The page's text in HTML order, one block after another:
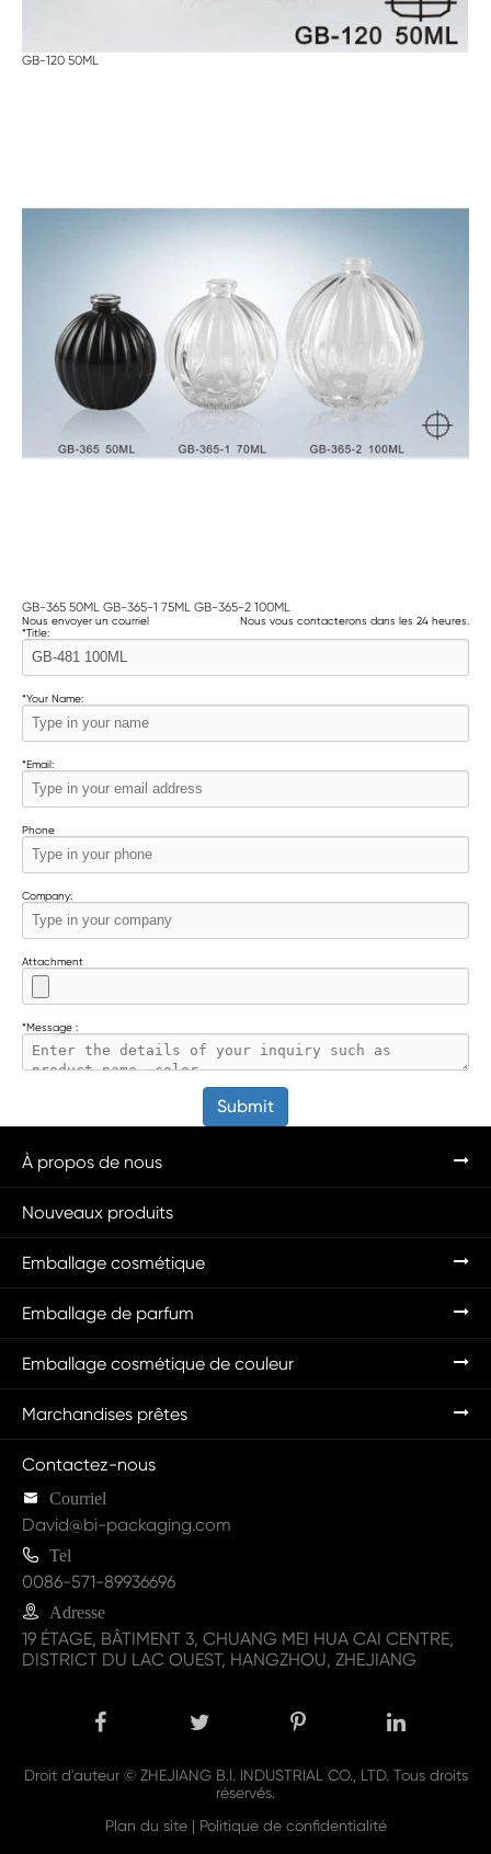
GB-120 50ML
GB-365 50ML GB-365-1 75ML GB-365-2 100ML
Nous envoyer un courriel
Nous vous contacterons dans les 24 heures.
*Title:
*Your Name:
*Email:
Phone
Company:
Attachment
*Message :
Submit
À propos de nous
Nouveaux produits
Emballage cosmétique
Emballage de parfum
Emballage cosmétique de couleur
Marchandises prêtes
Contactez-nous
 Courriel
David@bi-packaging.com
 Tel
0086-571-89936696
 Adresse
19 ÉTAGE, BÂTIMENT 3, CHUANG MEI HUA CAI CENTRE,
DISTRICT DU LAC OUEST, HANGZHOU, ZHEJIANG
Droit d'auteur © ZHEJIANG B.I. INDUSTRIAL CO., LTD. Tous droits
réservés.
Plan du site| Politique de confidentialité